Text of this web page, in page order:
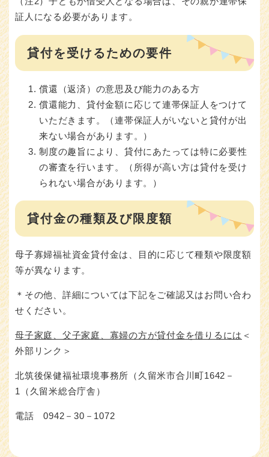
証人になる必要があります。
貸付を受けるための要件
償還（返済）の意思及び能力のある方
償還能力、貸付金額に応じて連帯保証人をつけて
いただきます。（連帯保証人がいないと貸付が出
来ない場合があります。）
制度の趣旨により、貸付にあたっては特に必要性
の審査を行います。（所得が高い方は貸付を受け
られない場合があります。）
貸付金の種類及び限度額
母子寡婦福祉資金貸付金は、目的に応じて種類や限度額
等が異なります。
＊その他、詳細については下記をご確認又はお問い合わ
せください。
母子家庭、父子家庭、寡婦の方が貸付金を借りるには ＜
外部リンク＞
北筑後保健福祉環境事務所（久留米市合川町1642－
1（久留米総合庁舎）
電話 0942－30－1072